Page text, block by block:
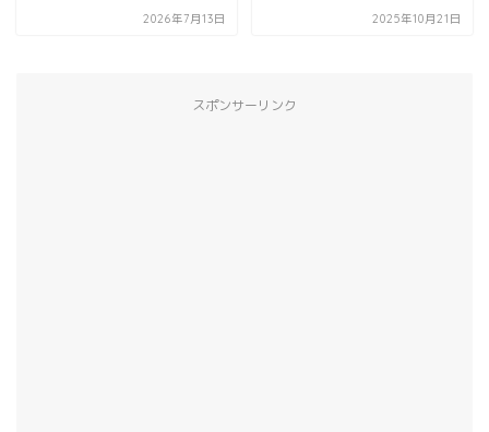
2026年7月13日 2025年10月21日
スポンサーリンク